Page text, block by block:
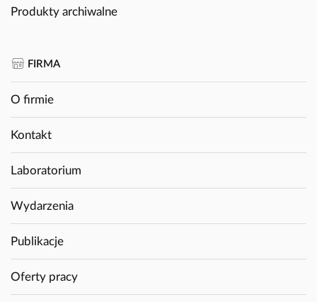
Produkty archiwalne
FIRMA
O firmie
Kontakt
Laboratorium
Wydarzenia
Publikacje
Oferty pracy